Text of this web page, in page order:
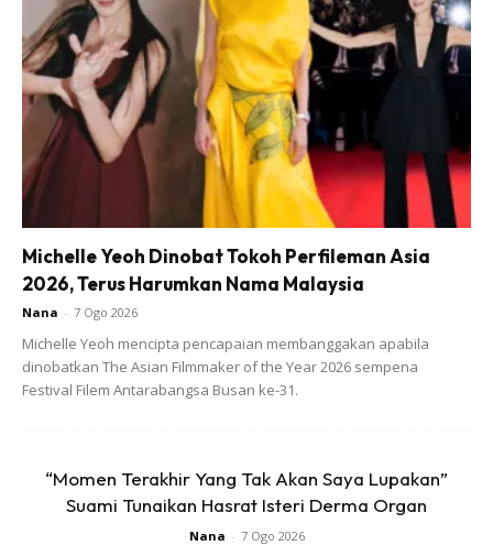
beroperasi di tepi jalan kawasan kediaman mereka.
Bagi keluarga ini, perniagaan tersebut bukan semata-mata
untuk meraih keuntungan. Sebaliknya, ia adalah satu latihan
hidup buat Zufar yang kini hampir menamatkan alam
persekolahan.
“Adik Saya Tidak Dapat Mengira Dengan
Baik, Jadi Kami Bimbang Jika Dia Terdedah
Sebab Itu Kami Gunakan Konsep Bayaran
Ikhlas Supaya Lebih Selamat Dan Mudah,”
Kata-kata itu jelas menggambarkan keprihatinan keluarga
Michelle Yeoh Dinobat Tokoh Perfileman Asia
2026, Terus Harumkan Nama Malaysia
Nana - 7 Ogo 2026
Michelle Yeoh mencipta pencapaian membanggakan apabila
dinobatkan The Asian Filmmaker of the Year 2026 sempena
Festival Filem Antarabangsa Busan ke-31.
“Momen Terakhir Yang Tak Akan Saya Lupakan”
Suami Tunaikan Hasrat Isteri Derma Organ
Nana - 7 Ogo 2026